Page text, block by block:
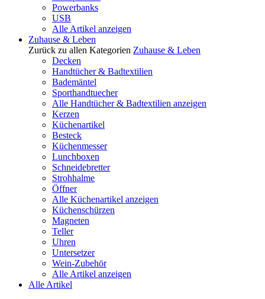
Powerbanks
USB
Alle Artikel anzeigen
Zuhause & Leben
Zurück zu allen Kategorien Zuhause & Leben
Decken
Handtücher & Badtextilien
Bademäntel
Sporthandtuecher
Alle Handtücher & Badtextilien anzeigen
Kerzen
Küchenartikel
Besteck
Küchenmesser
Lunchboxen
Schneidebretter
Strohhalme
Öffner
Alle Küchenartikel anzeigen
Küchenschürzen
Magneten
Teller
Uhren
Untersetzer
Wein-Zubehör
Alle Artikel anzeigen
Alle Artikel